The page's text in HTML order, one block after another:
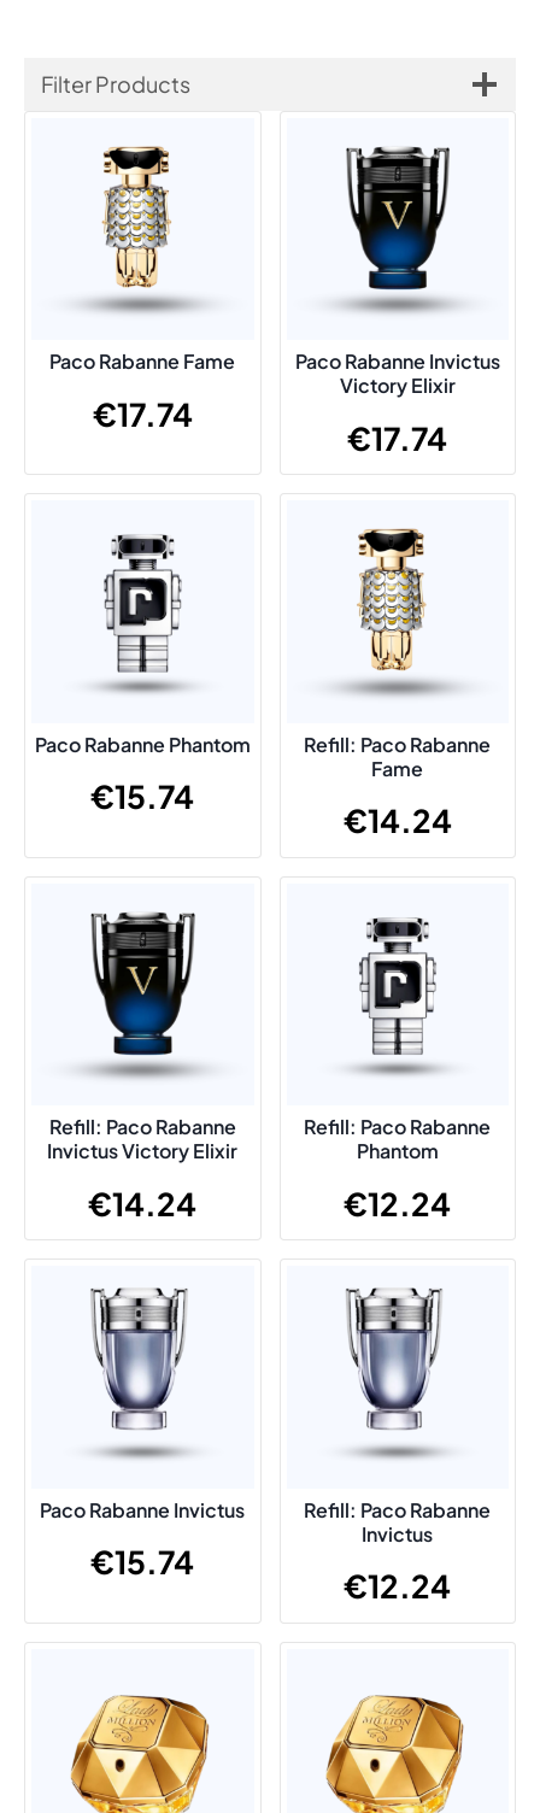
Filter Products
Paco Rabanne Fame
€17.74
Paco Rabanne Invictus
Victory Elixir
€17.74
Paco Rabanne Phantom
€15.74
Refill: Paco Rabanne
Fame
€14.24
Refill: Paco Rabanne
Invictus Victory Elixir
€14.24
Refill: Paco Rabanne
Phantom
€12.24
Paco Rabanne Invictus
€15.74
Refill: Paco Rabanne
Invictus
€12.24